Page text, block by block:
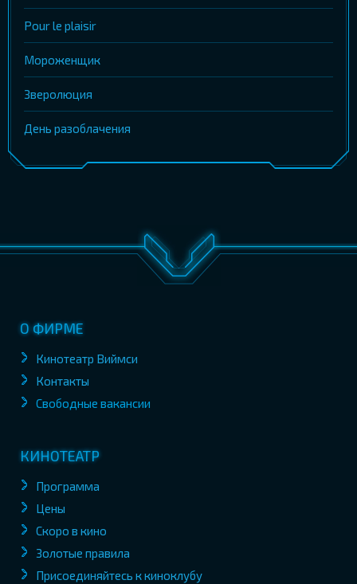
Pour le plaisir
Мороженщик
Зверолюция
День разоблачения
О ФИРМЕ
Кинотеатр Виймси
Контакты
Свободные вакансии
КИНОТЕАТР
Программа
Цены
Скоро в кино
Золотые правила
Присоединяйтесь к киноклубу